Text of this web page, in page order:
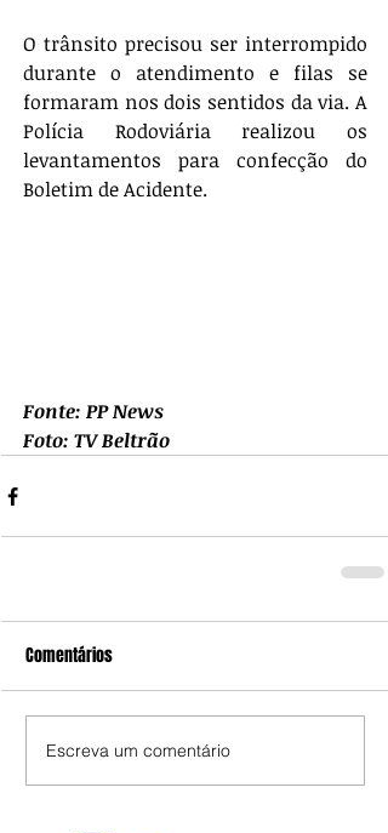
O trânsito precisou ser interrompido
durante o atendimento e filas se
formaram nos dois sentidos da via. A
Polícia Rodoviária realizou os
levantamentos para confecção do
Boletim de Acidente.
Fonte: PP News
Foto: TV Beltrão
Comentários
Escreva um comentário